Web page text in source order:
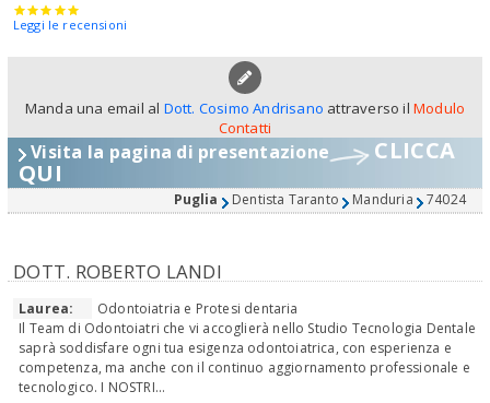
Leggi le recensioni
Manda una email al Dott. Cosimo Andrisano attraverso il Modulo
Contatti
Visita la pagina di presentazione CLICCA
QUI
Puglia Dentista Taranto Manduria 74024
DOTT. ROBERTO LANDI
Laurea:
Odontoiatria e Protesi dentaria
Il Team di Odontoiatri che vi accoglierà nello Studio Tecnologia Dentale
saprà soddisfare ogni tua esigenza odontoiatrica, con esperienza e
competenza, ma anche con il continuo aggiornamento professionale e
tecnologico. I NOSTRI...